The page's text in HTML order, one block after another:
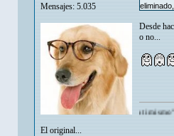
Mensajes: 5.035
El original...
Desde
o no...
mas de lo que tu te admiras a ti mismo"